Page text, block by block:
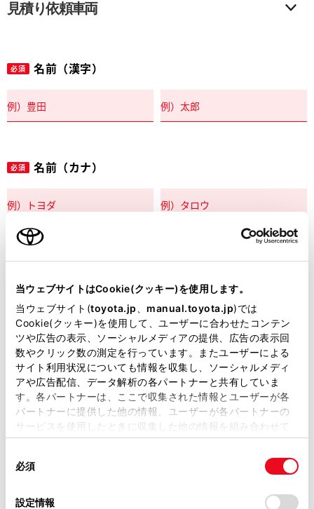
当ウェブサイトはCookie(クッキー)を使用します。
当ウェブサイト(toyota.jp manual.toyota.jp)では
Cookie(クッキー)を使用して、ユーザーに合わせたコンテン
ツや広告の表示、ソーシャルメディアの提供、広告の表示回
数やクリック数の測定を行っています。またユーザーによる
サイト利用状況についても情報を収集し、ソーシャルメディ
アや広告配信、データ解析の各パートナーと共有していま
す。各パートナーは、ここで収集された情報とユーザーが各
パートナーに提供した他の情報、ユーザーが各パートナーの
サービスを使用したときに収集した他の情報を組み合わせて
使用することがあります。当ウェブサイトの使用を続行する
デバイスにすべてのCookie(クッキー)が保存されることに同
必須
設定情報
見積り依頼車両
必須 名前（漢字）
必須 名前（カナ）
郵便番号
住所自動入力
必須 都道府県
市区町村名